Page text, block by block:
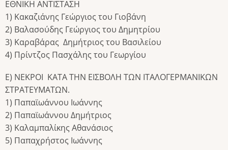
ΕΘΝΙΚΗ ΑΝΤΙΣΤΑΣΗ
1) Κακαζιάνης Γεώργιος του Γιοβάνη
2) Βαλασούδης Γεώργιος του Δημητρίου
3) Καραβάρας Δημήτριος του Βασιλείου
4) Πρίντζος Πασχάλης του Γεωργίου
Ε) ΝΕΚΡΟΙ ΚΑΤΑ ΤΗΝ ΕΙΣΒΟΛΗ ΤΩΝ ΙΤΑΛΟΓΕΡΜΑΝΙΚΩΝ
ΣΤΡΑΤΕΥΜΑΤΩΝ.
1) Παπαϊωάννου Ιωάννης
2) Παπαϊωάννου Δημήτριος
3) Καλαμπαλίκης Αθανάσιος
5) Παπαχρήστος Ιωάννης